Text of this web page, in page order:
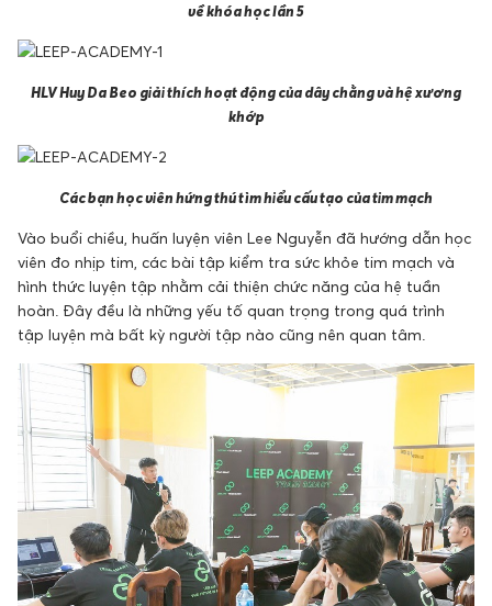
về khóa học lần 5
HLV Huy Da Beo giải thích hoạt động của dây chằng và hệ xương
khớp
Các bạn học viên hứng thú tìm hiểu cấu tạo của tim mạch
Vào buổi chiều, huấn luyện viên Lee Nguyễn đã hướng dẫn học
viên đo nhịp tim, các bài tập kiểm tra sức khỏe tim mạch và
hình thức luyện tập nhằm cải thiện chức năng của hệ tuần
hoàn. Đây đều là những yếu tố quan trọng trong quá trình
tập luyện mà bất kỳ người tập nào cũng nên quan tâm.